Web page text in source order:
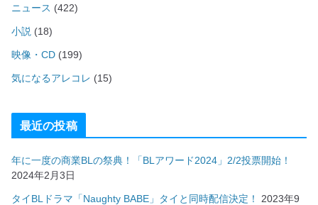
ニュース (422)
小説 (18)
映像・CD (199)
気になるアレコレ (15)
最近の投稿
年に一度の商業BLの祭典！「BLアワード2024」2/2投票開始！
2024年2月3日
タイBLドラマ「Naughty BABE」タイと同時配信決定！
2023年9